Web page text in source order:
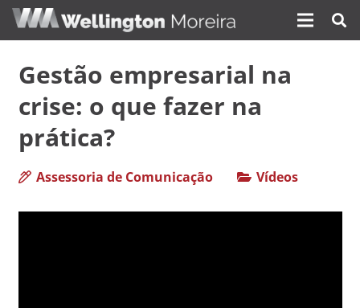
Gestão empresarial na
crise: o que fazer na
prática?
Assessoria de Comunicação Vídeos